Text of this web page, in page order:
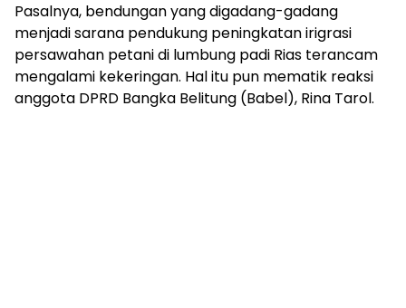
Pasalnya, bendungan yang digadang-gadang
menjadi sarana pendukung peningkatan irigrasi
persawahan petani di lumbung padi Rias terancam
mengalami kekeringan. Hal itu pun mematik reaksi
anggota DPRD Bangka Belitung (Babel), Rina Tarol.